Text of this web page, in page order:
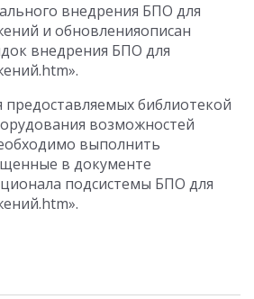
внедрения БПО для
и обновленияописан
внедрения БПО для
предоставляемых библиотекой
возможностей
выполнить
в документе
подсистемы БПО для